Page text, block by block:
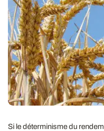
Si le déterminisme du